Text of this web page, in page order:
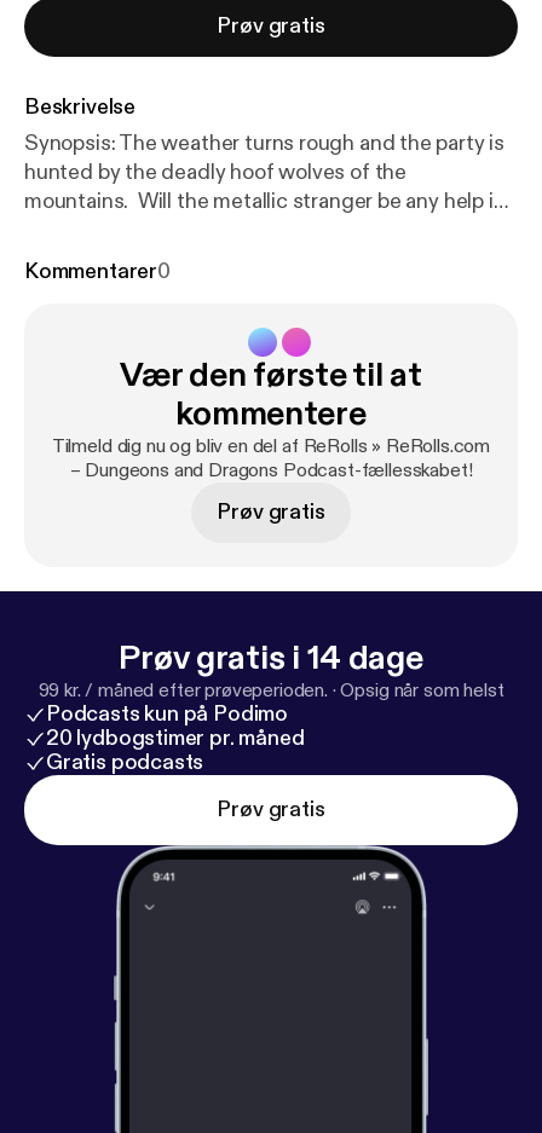
Prøv gratis
Beskrivelse
Synopsis: The weather turns rough and the party is
hunted by the deadly hoof wolves of the
mountains. Will the metallic stranger be any help in
Kommentarer0
Vær den første til at
kommentere
Tilmeld dig nu og bliv en del af ReRolls » ReRolls.com
– Dungeons and Dragons Podcast-fællesskabet!
Prøv gratis
Prøv gratis i 14 dage
99 kr. / måned efter prøveperioden. ·Opsig når som helst
Podcasts kun på Podimo
20 lydbogstimer pr. måned
Gratis podcasts
Prøv gratis